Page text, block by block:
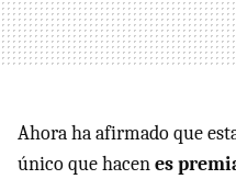
Ahora ha afirmado que
único que hacenes